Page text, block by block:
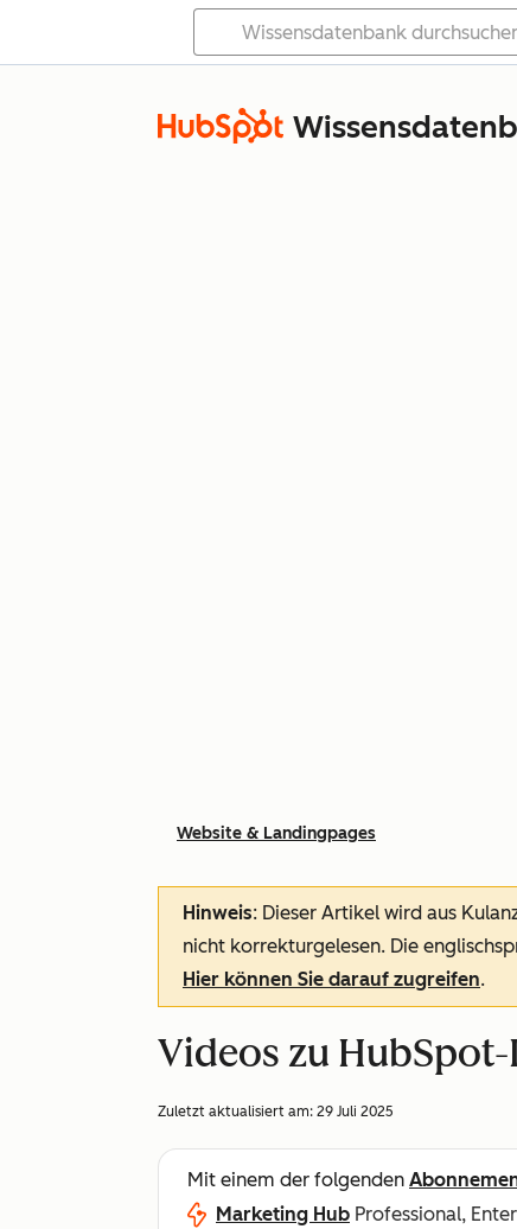
Website & Landingpages
Hinweis: Dieser Artikel wird aus
nicht korrekturgelesen. Die
Hier können Sie darauf zugreifen.
Videos zu
Zuletzt aktualisiert am: 29 Juli 2025
Mit einem der folgenden
Marketing Hub Professional,